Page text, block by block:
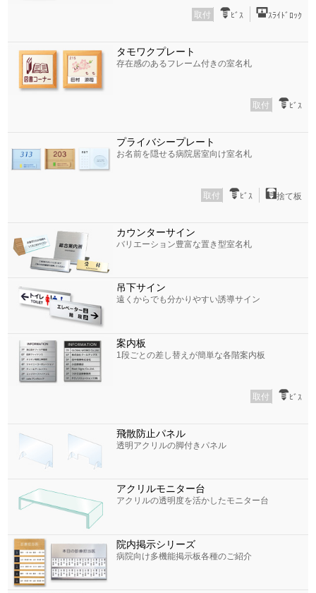
取付 ﾋﾞｽ ｽﾗｲﾄﾞﾛｯｸ
タモワクプレート
存在感のあるフレーム付きの室名札
取付 ﾋﾞｽ
プライバシープレート
お名前を隠せる病院居室向け室名札
取付 ﾋﾞｽ 捨て板
カウンターサイン
バリエーション豊富な置き型室名札
吊下サイン
遠くからでも分かりやすい誘導サイン
案内板
1段ごとの差し替えが簡単な各階案内板
取付 ﾋﾞｽ
飛散防止パネル
透明アクリルの脚付きパネル
アクリルモニター台
アクリルの透明度を活かしたモニター台
院内掲示シリーズ
病院向け多機能掲示板各種のご紹介